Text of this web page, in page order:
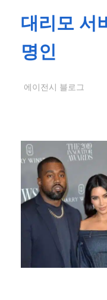
대리모 서
명인
에이전시 블로그